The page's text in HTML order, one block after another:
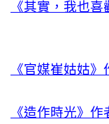
《其實，我也
《官媒崔姑姑
《造作時光》